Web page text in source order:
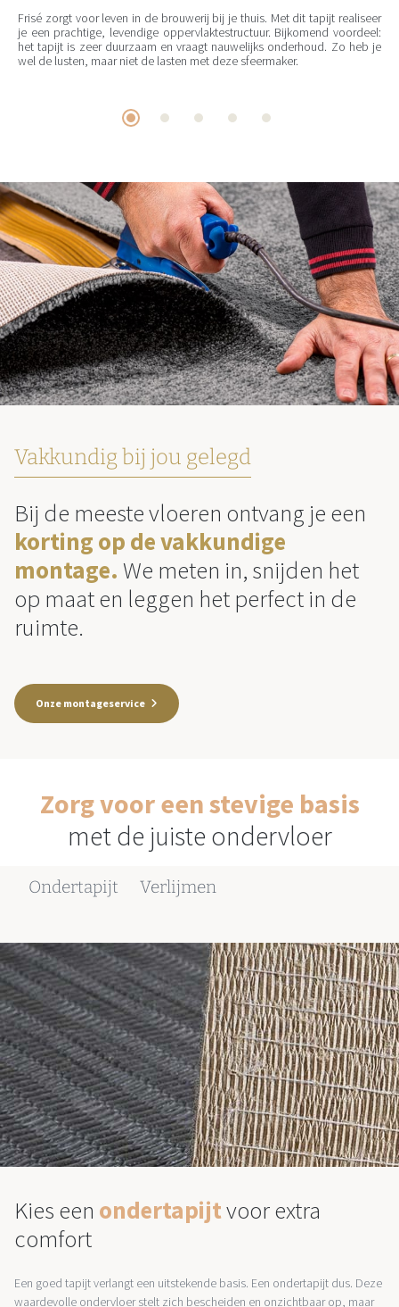
Frisé zorgt voor leven in de brouwerij bij je thuis. Met dit tapijt realiseer
je een prachtige, levendige oppervlaktestructuur. Bijkomend voordeel:
het tapijt is zeer duurzaam en vraagt nauwelijks onderhoud. Zo heb je
wel de lusten, maar niet de lasten met deze sfeermaker.
Vakkundig bij jou gelegd
Bij de meeste vloeren ontvang je een
korting op de vakkundige
montage. We meten in, snijden het
op maat en leggen het perfect in de
ruimte.
Onze montageservice
Zorg voor een stevige basis
met de juiste ondervloer
Ondertapijt Verlijmen
Kies een ondertapijtvoor extra
comfort
Een goed tapijt verlangt een uitstekende basis. Een ondertapijt dus. Deze
waardevolle ondervloer stelt zich bescheiden en onzichtbaar op, maar